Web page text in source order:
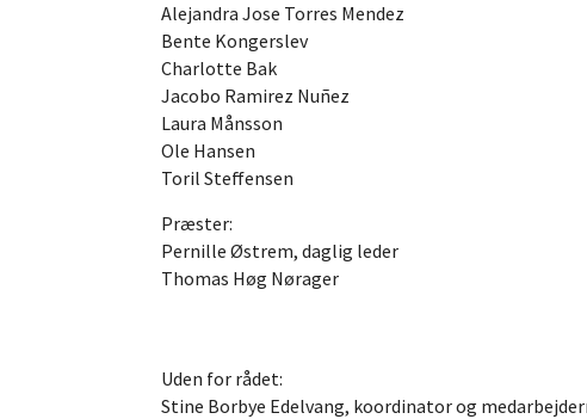
Alejandra Jose Torres Mendez
Bente Kongerslev
Charlotte Bak
Jacobo Ramirez Nuñez
Laura Månsson
Ole Hansen
Toril Steffensen
Præster:
Pernille Østrem, daglig leder
Thomas Høg Nørager
Uden for rådet:
Stine Borbye Edelvang, koordinator og